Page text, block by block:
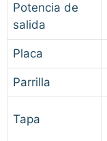
Potencia de
salida
Placa
Parrilla
Tapa